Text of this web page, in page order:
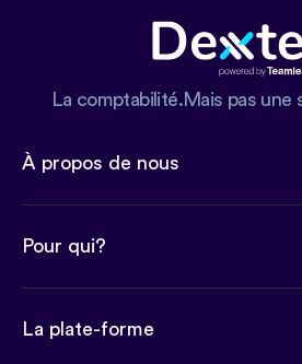
La comptabilité.Mais pas une
À propos de nous
Pour qui?
La plate-forme